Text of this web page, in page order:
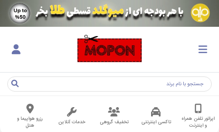
اپراتور تلفن همراه
و اینترنت
تاکسی اینترنتی تخفیف گروهی خدمات آنلاین
رزرو هواپیما و
هتل